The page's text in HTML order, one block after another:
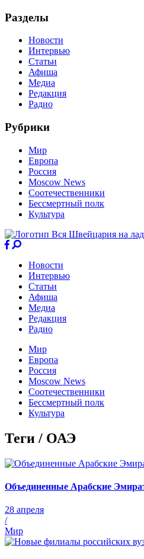
Разделы
Новости
Интервью
Статьи
Афиша
Медиа
Редакция
Радио
Рубрики
Мир
Европа
Россия
Moscow News
Соотечественники
Бессмертный полк
Культура
Новости
Интервью
Статьи
Афиша
Медиа
Редакция
Радио
Мир
Европа
Россия
Moscow News
Соотечественники
Бессмертный полк
Культура
Теги / ОАЭ
Объединенные Арабские
28 апреля
/
Мир